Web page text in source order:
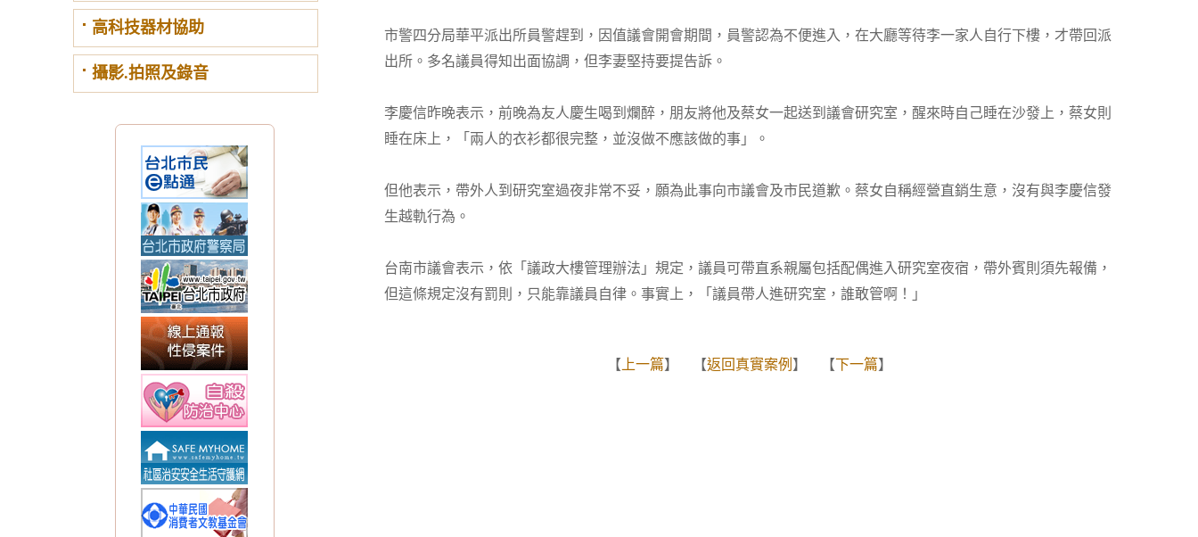
高科技器材協助
攝影.拍照及錄音
市警四分局華平派出所員警趕到，因值議會開會期間，員警認為不便進入，在大廳等待李一家人自行下樓，才帶回派
出所。多名議員得知出面協調，但李妻堅持要提告訴。
李慶信昨晚表示，前晚為友人慶生喝到爛醉，朋友將他及蔡女一起送到議會研究室，醒來時自己睡在沙發上，蔡女則
睡在床上，「兩人的衣衫都很完整，並沒做不應該做的事」。
但他表示，帶外人到研究室過夜非常不妥，願為此事向市議會及市民道歉。蔡女自稱經營直銷生意，沒有與李慶信發
生越軌行為。
台南市議會表示，依「議政大樓管理辦法」規定，議員可帶直系親屬包括配偶進入研究室夜宿，帶外賓則須先報備，
但這條規定沒有罰則，只能靠議員自律。事實上，「議員帶人進研究室，誰敢管啊！」
【 上一篇】 【返回真實案例 】 【下一篇】